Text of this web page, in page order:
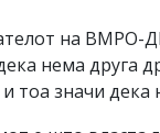
на ВМРО-
нема друга
тоа значи дека